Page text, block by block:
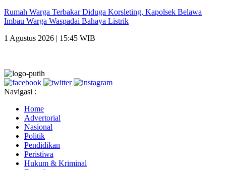
Rumah Warga Terbakar Diduga Korsleting, Kapolsek Belawa
Imbau Warga Waspadai Bahaya Listrik
1 Agustus 2026 | 15:45 WIB
Navigasi :
Home
Advertorial
Nasional
Politik
Pendidikan
Peristiwa
Hukum & Kriminal